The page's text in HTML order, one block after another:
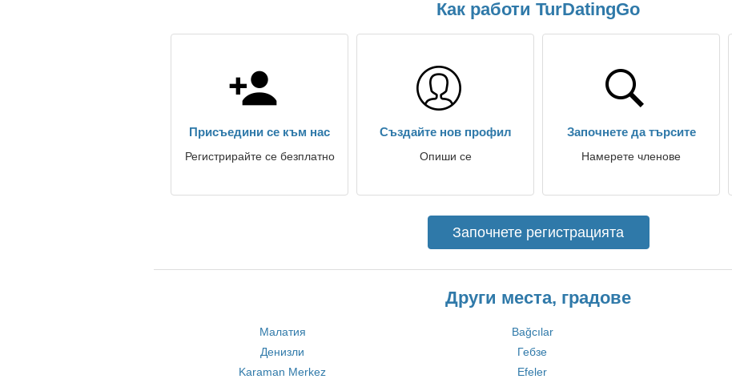
Как работи TurDatingGo
Присъедини се към нас
Регистрирайте се безплатно
Създайте нов профил
Опиши се
Започнете да търсите
Намерете членове
Започнете регистрацията
Други места, градове
Малатия Bağcılar
Денизли
Гебзе
Karaman Merkez
Efeler